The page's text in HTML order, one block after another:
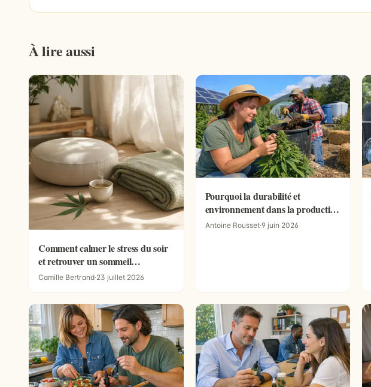
À lire aussi
Comment calmer le stress du soir
et retrouver un sommeil
réparateur ?
Camille Bertrand·23 juillet 2026
Pourquoi la durabilité et
environnement dans la production
de CBD comptent vraiment
Antoine Rousset·9 juin 2026